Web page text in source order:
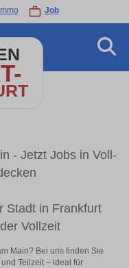
Immo Job
- Jetzt Jobs in Voll-
Stadt in Frankfurt
Vollzeit
Main? Bei uns finden Sie
Teilzeit – ideal für